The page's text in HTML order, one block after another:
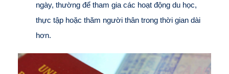
ngày, thường để tham gia các hoạt động du học,
thực tập hoặc thăm người thân trong thời gian dài
hơn.